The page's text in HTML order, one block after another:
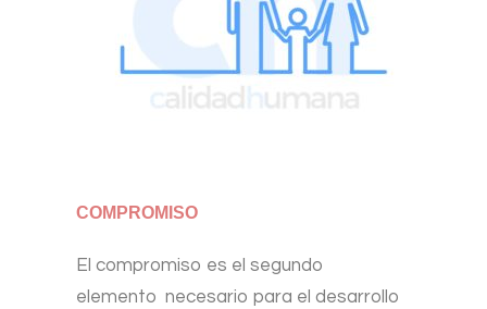
COMPROMISO
El compromiso es el segundo
elemento necesario para el desarrollo